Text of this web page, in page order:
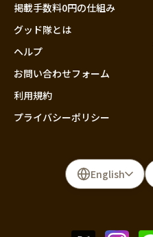
掲載手数料0円の仕組み
グッド隊とは
ヘルプ
お問い合わせフォーム
利用規約
プライバシーポリシー
English